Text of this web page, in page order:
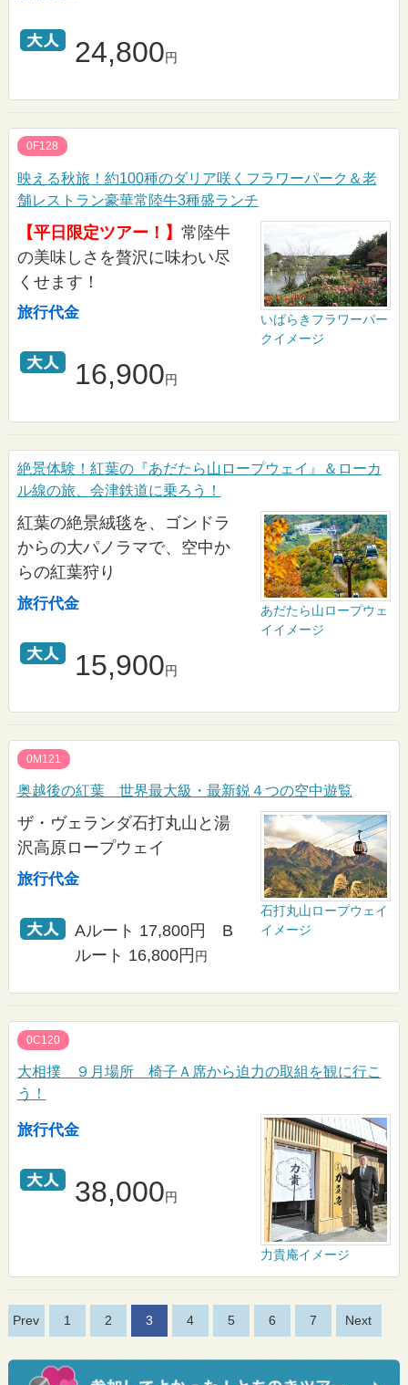
24,800円
0F128
映える秋旅！約100種のダリア咲くフラワーパーク＆老
舗レストラン豪華常陸牛3種盛ランチ
いばらきフラワーパー
クイメージ
【平日限定ツアー！】 常陸牛
の美味しさを贅沢に味わい尽
くせます！
旅行代金
16,900円
絶景体験！紅葉の『あだたら山ロープウェイ』＆ローカ
ル線の旅、会津鉄道に乗ろう！
あだたら山ロープウェ
イイメージ
紅葉の絶景絨毯を、ゴンドラ
からの大パノラマで、空中か
らの紅葉狩り
旅行代金
15,900円
0M121
奥越後の紅葉 世界最大級・最新鋭４つの空中遊覧
石打丸山ロープウェイ
イメージ
ザ・ヴェランダ石打丸山と湯
沢高原ロープウェイ
旅行代金
Aルート 17,800円 B
ルート 16,800円円
0C120
大相撲 ９月場所 椅子Ａ席から迫力の取組を観に行こ
う！
力貴庵イメージ
旅行代金
38,000円
Prev 1 2 3 4 5 6 7 Next